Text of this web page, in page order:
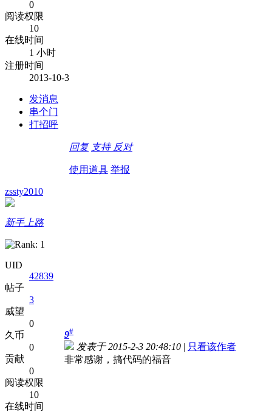
0
阅读权限
10
在线时间
1 小时
注册时间
2013-10-3
发消息
串个门
打招呼
回复 支持 反对
使用道具 举报
zssty2010
新手上路
UID
42839
帖子
3
威望
0
久币
0
贡献
0
阅读权限
10
在线时间
9#
发表于 2015-2-3 20:48:10 | 只看该作者
非常感谢，搞代码的福音